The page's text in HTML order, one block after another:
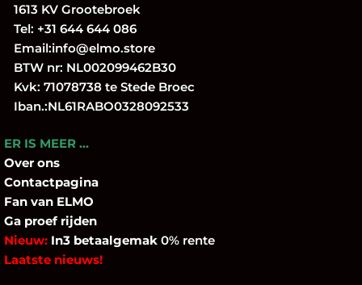
1613 KV Grootebroek
Tel: +31 644 644 086
Email:info@elmo.store
BTW nr: NL002099462B30
Kvk: 71078738 te Stede Broec
Iban.:NL61RABO0328092533
ER IS MEER …
Over ons
Contactpagina
Fan van ELMO
Ga proef rijden
Nieuw: In3 betaalgemak 0% rente
Laatste nieuws!